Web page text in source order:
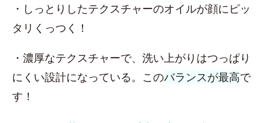
・しっとりしたテクスチャーのオイルが顔にピッ
タリくっつく！
・濃厚なテクスチャーで、洗い上がりはつっぱり
にくい設計になっている。このバランスが最高で
す！